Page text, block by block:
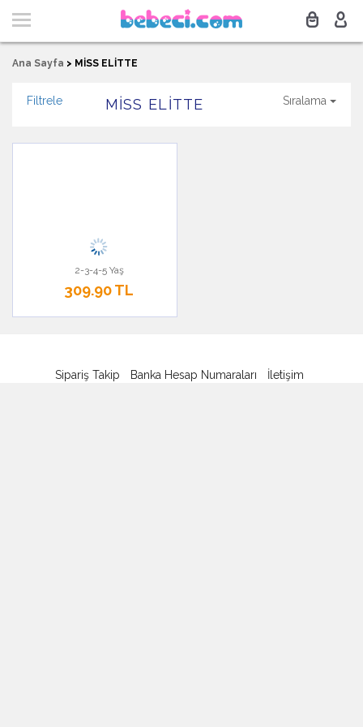
Ana Sayfa > MİSS ELİTTE
Filtrele MİSS ELİTTE Sıralama
2-3-4-5 Yaş
309.90 TL
Sipariş Takip Banka Hesap Numaraları İletişim